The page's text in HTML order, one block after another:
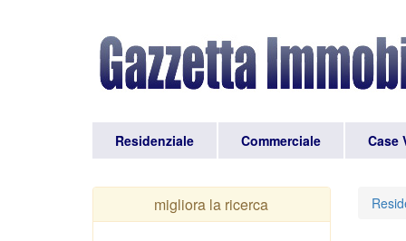
Residenziale Commerciale Case
migliora la ricerca